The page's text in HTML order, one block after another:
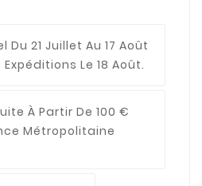
Du 21 Juillet Au 17 Août
Le 18 Août.
À Partir De 100 €
Métropolitaine